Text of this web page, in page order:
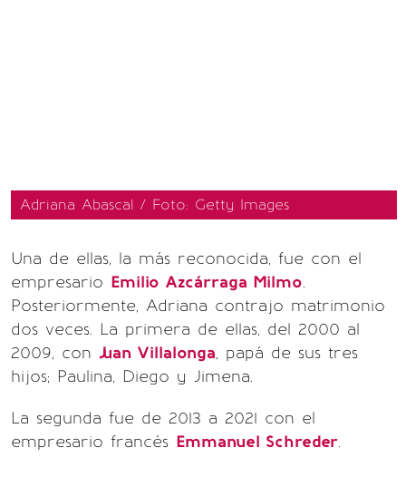
Adriana Abascal / Foto: Getty Images
Una de ellas, la más reconocida, fue con el
empresario Emilio Azcárraga Milmo.
Posteriormente, Adriana contrajo matrimonio
dos veces. La primera de ellas, del 2000 al
2009, con Juan Villalonga, papá de sus tres
hijos; Paulina, Diego y Jimena.
La segunda fue de 2013 a 2021 con el
empresario francés Emmanuel Schreder.